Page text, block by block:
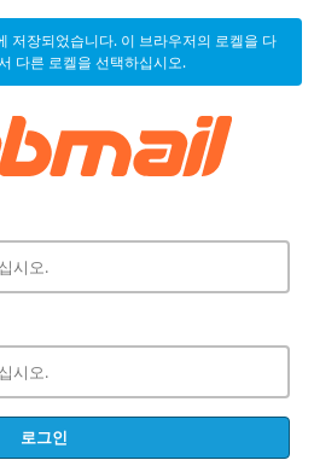
저장되었습니다. 이 브라우저의 로켈을 다
다른 로켈을 선택하십시오.
로그인